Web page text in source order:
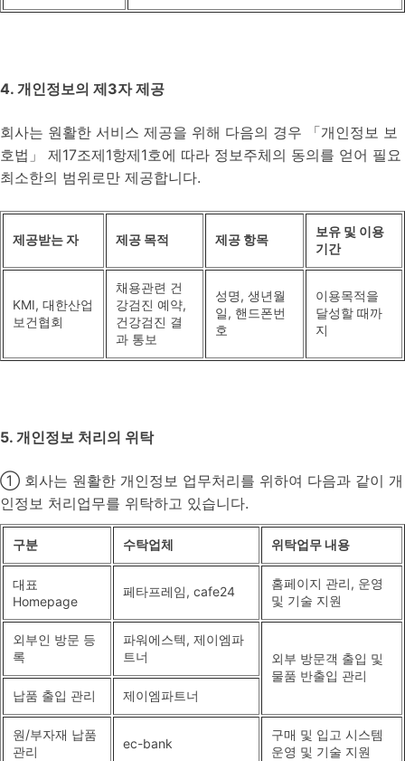
4. 개인정보의 제3자 제공
회사는 원활한 서비스 제공을 위해 다음의 경우 「개인정보 보
호법」 제17조제1항제1호에 따라 정보주체의 동의를 얻어 필요
최소한의 범위로만 제공합니다.
제공받는 자 제공 목적 제공 항목
보유 및 이용
기간
KMI, 대한산업
보건협회
채용관련 건
강검진 예약,
건강검진 결
과 통보
성명, 생년월
일, 핸드폰번
호
이용목적을
달성할 때까
지
5. 개인정보 처리의 위탁
① 회사는 원활한 개인정보 업무처리를 위하여 다음과 같이 개
인정보 처리업무를 위탁하고 있습니다.
구분 수탁업체 위탁업무 내용
대표
Homepage
페타프레임, cafe24
홈페이지 관리, 운영
및 기술 지원
외부인 방문 등
록
파워에스텍, 제이엠파
트너
외부 방문객 출입 및
물품 반출입 관리
납품 출입 관리
제이엠파트너
원/부자재 납품
관리
ec-bank
구매 및 입고 시스템
운영 및 기술 지원